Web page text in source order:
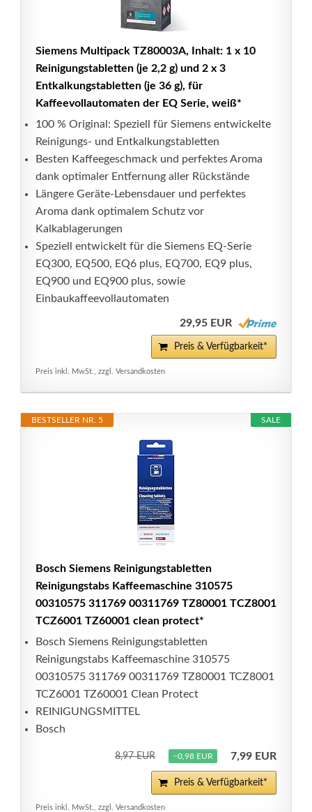
Siemens Multipack TZ80003A, Inhalt: 1 x 10
Reinigungstabletten (je 2,2 g) und 2 x 3
Entkalkungstabletten (je 36 g), für
Kaffeevollautomaten der EQ Serie, weiß*
100 % Original: Speziell für Siemens entwickelte
Reinigungs- und Entkalkungstabletten
Besten Kaffeegeschmack und perfektes Aroma
dank optimaler Entfernung aller Rückstände
Längere Geräte-Lebensdauer und perfektes
Aroma dank optimalem Schutz vor
Kalkablagerungen
Speziell entwickelt für die Siemens EQ-Serie
EQ300, EQ500, EQ6 plus, EQ700, EQ9 plus,
EQ900 und EQ900 plus, sowie
Einbaukaffeevollautomaten
29,95 EUR
Preis & Verfügbarkeit*
Preis inkl. MwSt., zzgl. Versandkosten
SALE
BESTSELLER NR. 5
Bosch Siemens Reinigungstabletten
Reinigungstabs Kaffeemaschine 310575
00310575 311769 00311769 TZ80001 TCZ8001
TCZ6001 TZ60001 clean protect*
Bosch Siemens Reinigungstabletten
Reinigungstabs Kaffeemaschine 310575
00310575 311769 00311769 TZ80001 TCZ8001
TCZ6001 TZ60001 Clean Protect
REINIGUNGSMITTEL
Bosch
8,97 EUR −0,98 EUR 7,99 EUR
Preis & Verfügbarkeit*
Preis inkl. MwSt., zzgl. Versandkosten